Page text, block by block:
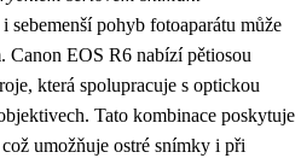
sebemenší pohyb fotoaparátu může
Canon EOS R6 nabízí pětiosou
která spolupracuje s optickou
Tato kombinace poskytuje
umožňuje ostré snímky i při